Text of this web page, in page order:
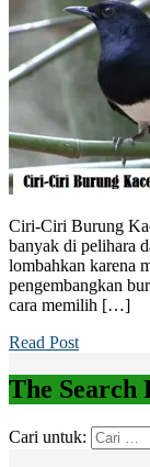
Ciri-Ciri Burung
banyak di pelihara
lombahkan karena
pengembangkan
cara memilih […]
Read Post
The Search
Cari untuk: